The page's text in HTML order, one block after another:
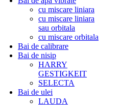
cu miscare liniara
cu miscare liniara
sau orbitala
cu miscare orbitala
Bai de calibrare
Bai de nisip
HARRY
GESTIGKEIT
SELECTA
Bai de ulei
LAUDA